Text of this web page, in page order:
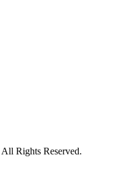
Rights Reserved.